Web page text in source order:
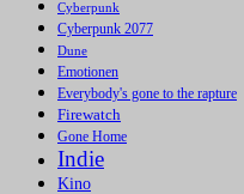
Cyberpunk
Cyberpunk 2077
Dune
Emotionen
Everybody's gone to the rapture
Firewatch
Gone Home
Indie
Kino